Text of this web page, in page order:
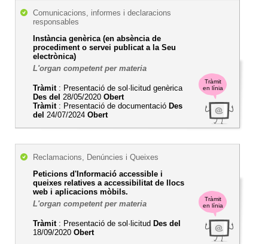
Tràmit
en línia
Comunicacions, informes i declaracions
responsables
Instància genèrica (en absència de
procediment o servei publicat a la Seu
electrònica)
L'organ competent per materia
Tràmit: Presentació de sol·licitud genèrica
Des del 28/05/2020 Obert
Tràmit: Presentació de documentació Des
del 24/07/2024 Obert
Tràmit
en línia
Reclamacions, Denúncies i Queixes
Peticions d'Informació accessible i
queixes relatives a accessibilitat de llocs
web i aplicacions mòbils.
L'organ competent per materia
Tràmit: Presentació de sol·licitud Des del
18/09/2020 Obert